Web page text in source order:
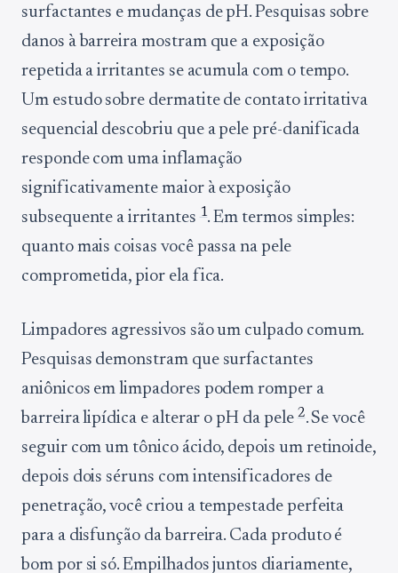
surfactantes e mudanças de pH. Pesquisas sobre
danos à barreira mostram que a exposição
repetida a irritantes se acumula com o tempo.
Um estudo sobre dermatite de contato irritativa
sequencial descobriu que a pele pré-danificada
responde com uma inflamação
significativamente maior à exposição
subsequente a irritantes 1. Em termos simples:
quanto mais coisas você passa na pele
comprometida, pior ela fica.
Limpadores agressivos são um culpado comum.
Pesquisas demonstram que surfactantes
aniônicos em limpadores podem romper a
barreira lipídica e alterar o pH da pele 2. Se você
seguir com um tônico ácido, depois um retinoide,
depois dois séruns com intensificadores de
penetração, você criou a tempestade perfeita
para a disfunção da barreira. Cada produto é
bom por si só. Empilhados juntos diariamente,